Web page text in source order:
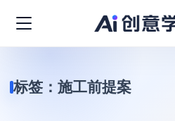
标签： 施工前提案